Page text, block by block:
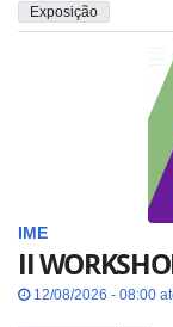
Exposição
IME
II
12/08/2026 - 08:00